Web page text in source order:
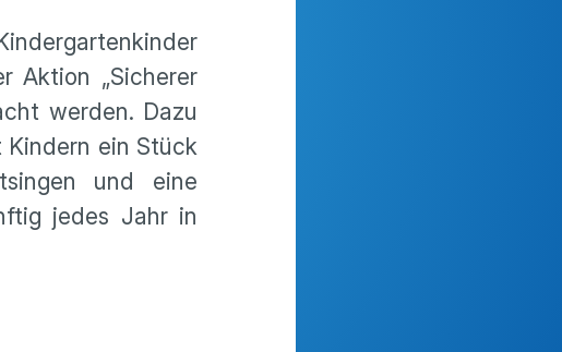
Aktion „Sicherer
werden. Dazu
Kindern ein Stück
und eine
jedes Jahr in